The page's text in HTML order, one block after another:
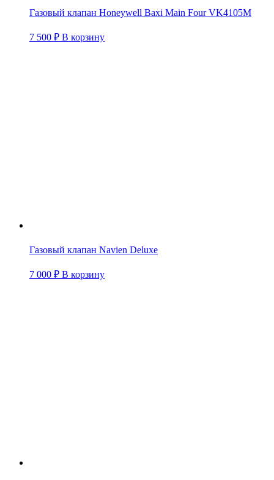
Газовый клапан Honeywell Baxi Main Four VK4105M
7 500 ₽ В корзину
Газовый клапан Navien Deluxe
7 000 ₽ В корзину